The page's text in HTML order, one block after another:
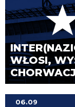
WŁOSI,
06.09